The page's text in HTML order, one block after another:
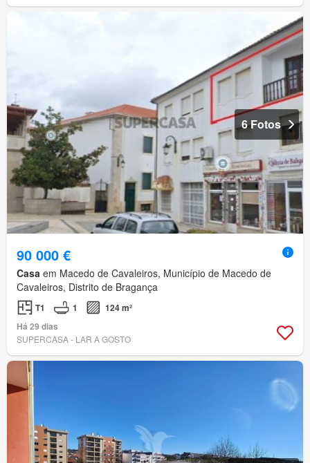
6 Fotos
90 000 €
Casa em Macedo de Cavaleiros, Município de Macedo de
Cavaleiros, Distrito de Bragança
T1 1
124 m²
Há 29 dias
SUPERCASA - LAR A GOSTO